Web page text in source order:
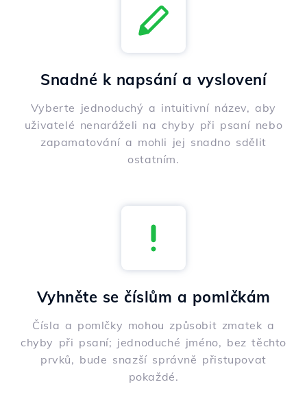
Snadné k napsání a vyslovení
Vyberte jednoduchý a intuitivní název, aby
uživatelé nenaráželi na chyby při psaní nebo
zapamatování a mohli jej snadno sdělit
ostatním.
Vyhněte se číslům a pomlčkám
Čísla a pomlčky mohou způsobit zmatek a
chyby při psaní; jednoduché jméno, bez těchto
prvků, bude snazší správně přistupovat
pokaždé.